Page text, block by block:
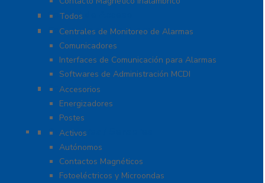
Control de Acceso
Todos
Centrales de Monitoreo
Centrales de Monitoreo de Alarmas
Comunicadores
Interfaces de Comunicación para Alarmas
Softwares de Administración MCDI
Cercas
Accesorios
Energizadores
Postes
Detectores / Sensores
Activos
Autónomos
Contactos Magnéticos
Fotoeléctricos y Microondas